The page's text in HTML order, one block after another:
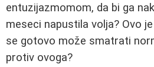
entuzijazmomom, da bi ga
meseci napustila volja? Ovo
se gotovo može smatrati
protiv ovoga?